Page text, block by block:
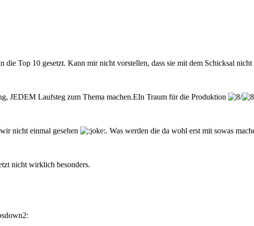
Top 10 gesetzt. Kann mir nicht vorstellen, dass sie mit dem Schicksal
JEDEM Laufsteg zum Thema machen.EIn Traum für die Produktion
nicht einmal gesehen . Was werden die da wohl erst mit sowas
nicht wirklich besonders.